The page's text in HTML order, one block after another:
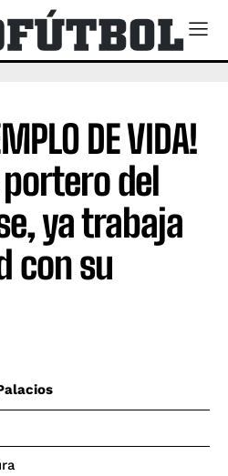
DE VIDA!
del
ya trabaja
con su